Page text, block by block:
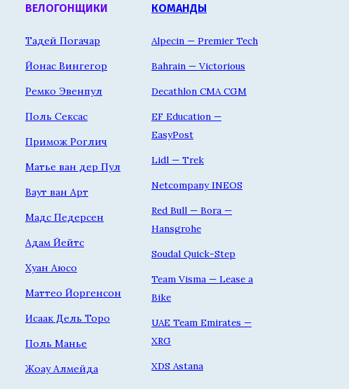
ВЕЛОГОНЩИКИ
Тадей Погачар
Йонас Вингегор
Ремко Эвенпул
Поль Сексас
Примож Роглич
Матье ван дер Пул
Ваут ван Арт
Мадс Педерсен
Адам Йейтс
Хуан Аюсо
Маттео Йоргенсон
Исаак Дель Торо
Поль Манье
Жоау Алмейда
КОМАНДЫ
Alpecin — Premier Tech
Bahrain — Victorious
Decathlon CMA CGM
EF Education —
EasyPost
Lidl — Trek
Netcompany INEOS
Red Bull — Bora —
Hansgrohe
Soudal Quick-Step
Team Visma — Lease a
Bike
UAE Team Emirates —
XRG
XDS Astana